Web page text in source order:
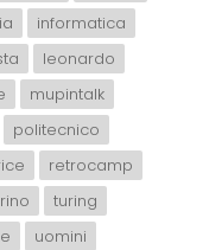
informatica
leonardo
mupintalk
politecnico
retrocamp
turing
uomini